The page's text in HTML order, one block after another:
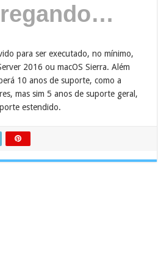
para ser executado, no mínimo,
2016 ou macOS Sierra. Além
10 anos de suporte, como a
mas sim 5 anos de suporte geral,
estendido.